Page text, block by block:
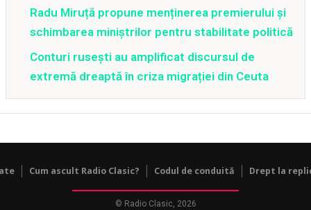
Radu Miruță propune menținerea premierului și
schimbarea miniștrilor pentru stabilitate politică
Conturi rusești au amplificat discursul de
extremă dreaptă în criza migrației din Ceuta
Cum ascult Radio Clasic? Codul de conduită Drept la
© Radio Clasic, 2026